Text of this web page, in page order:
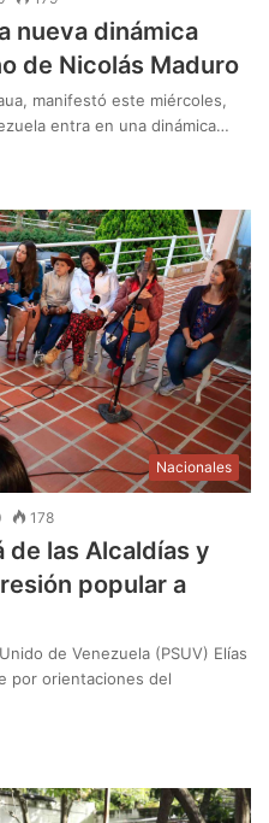
nueva dinámica
de Nicolás Maduro
manifestó este miércoles,
entra en una dinámica…
Nacionales
178
de las Alcaldías y
popular a
de Venezuela (PSUV) Elías
por orientaciones del